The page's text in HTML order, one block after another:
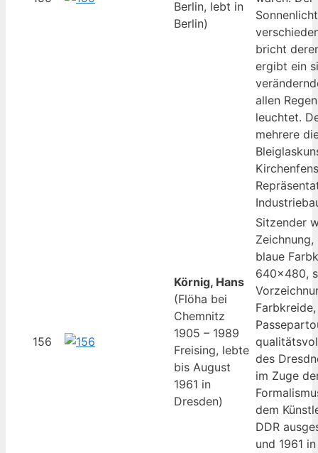
Berlin, lebt in
Berlin)
bricht
ergibt ein
allen
leuchtet.
mehrere
156
Körnig, Hans
(Flöha bei
Chemnitz
1905 – 1989
Freising, lebte
bis August
1961 in
Dresden)
Sitzender
Zeichnung,
blaue
640×480,
des
im Zuge
dem
DDR
und 1961